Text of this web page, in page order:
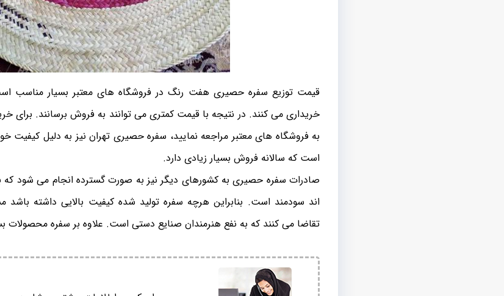
قیمت توزیع سفره حصیری هفت رنگ در فروشگاه های معتبر بسیار مناسب
خریداری می کنند. در نتیجه با قیمت کمتری می توانند به فروش برسانند. برای
به فروشگاه های معتبر مراجعه نمایید، سفره حصیری تهران نیز به دلیل کیفیت
است که سالانه فروش بسیار زیادی دارد.
صادرات سفره حصیری به کشورهای دیگر نیز به صورت گسترده انجام می شود که
اند سودمند است. بنابراین هرچه سفره تولید شده کیفیت بالایی داشته باشد
تقاضا می کنند که به نفع هنرمندان صنایع دستی است. علاوه بر سفره محصولات